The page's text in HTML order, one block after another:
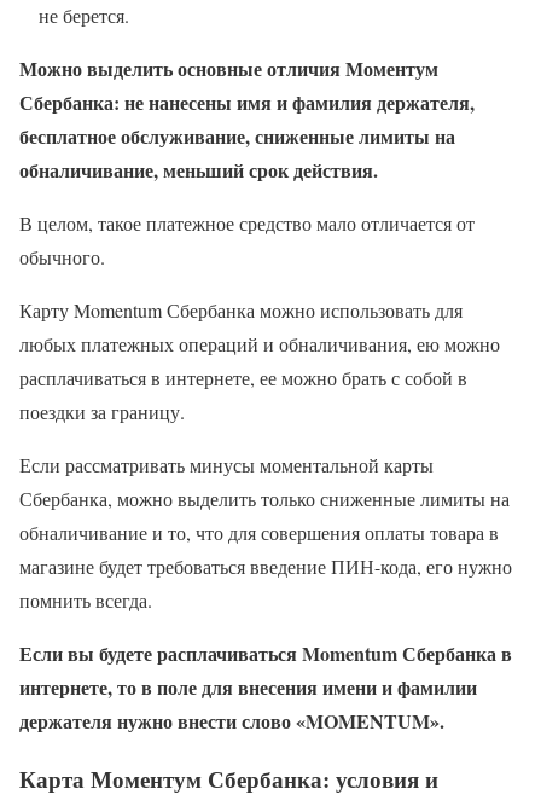
не берется.
Можно выделить основные отличия Моментум
Сбербанка: не нанесены имя и фамилия держателя,
бесплатное обслуживание, сниженные лимиты на
обналичивание, меньший срок действия.
В целом, такое платежное средство мало отличается от
обычного.
Карту Momentum Сбербанка можно использовать для
любых платежных операций и обналичивания, ею можно
расплачиваться в интернете, ее можно брать с собой в
поездки за границу.
Если рассматривать минусы моментальной карты
Сбербанка, можно выделить только сниженные лимиты на
обналичивание и то, что для совершения оплаты товара в
магазине будет требоваться введение ПИН-кода, его нужно
помнить всегда.
Если вы будете расплачиваться Momentum Сбербанка в
интернете, то в поле для внесения имени и фамилии
держателя нужно внести слово «MOMENTUM».
Карта Моментум Сбербанка: условия и